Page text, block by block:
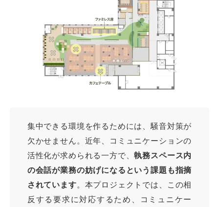
集中できる環境を作るためには、騒音対策が
欠かせません。近年、コミュニケーションの
活性化が求められる一方で、執務スペース内
の会話が業務の妨げになるという課題も指摘
されています。本プロジェクトでは、この相
反する要求に対応するため、コミュニケー